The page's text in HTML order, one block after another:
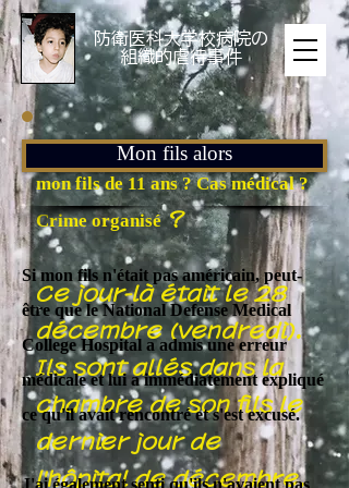
​防衛医科大学校病院の
組織的虐待事件
Une erreur médicale commise par
mon fils de 11 ans ? Cas médical ?
Crime organisé?
Ce jour-là était le 28
décembre (vendredi).
Ils sont allés dans la
chambre de son fils le
dernier jour de
l'hôpital de décembre.
Mon fils alors
Si mon fils n'était pas américain, peut-
être que le National Defense Medical
College Hospital a admis une erreur
médicale et lui a immédiatement expliqué
ce qu'il avait rencontré et s'est excusé.
J'ai également senti qu'ils n'avaient pas